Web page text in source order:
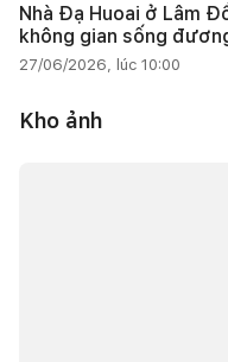
Nhà Đạ Huoai ở Lâm
không gian sống
27/06/2026, lúc 10:00
Kho ảnh